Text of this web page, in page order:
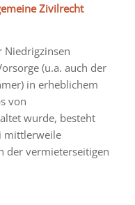
Zivilrecht
Niedrigzinsen
(u.a. auch der
in erheblichem
von
wurde, besteht
mittlerweile
der vermieterseitigen